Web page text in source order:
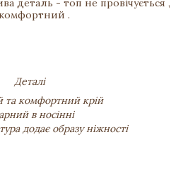
деталь - топ не провічується ,
.
Деталі
та комфортний крій
в носінні
додає образу ніжності